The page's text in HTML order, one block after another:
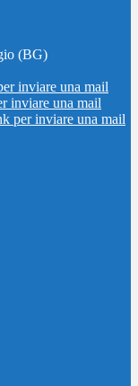
(BG)
inviare una mail
inviare una mail
per inviare una mail